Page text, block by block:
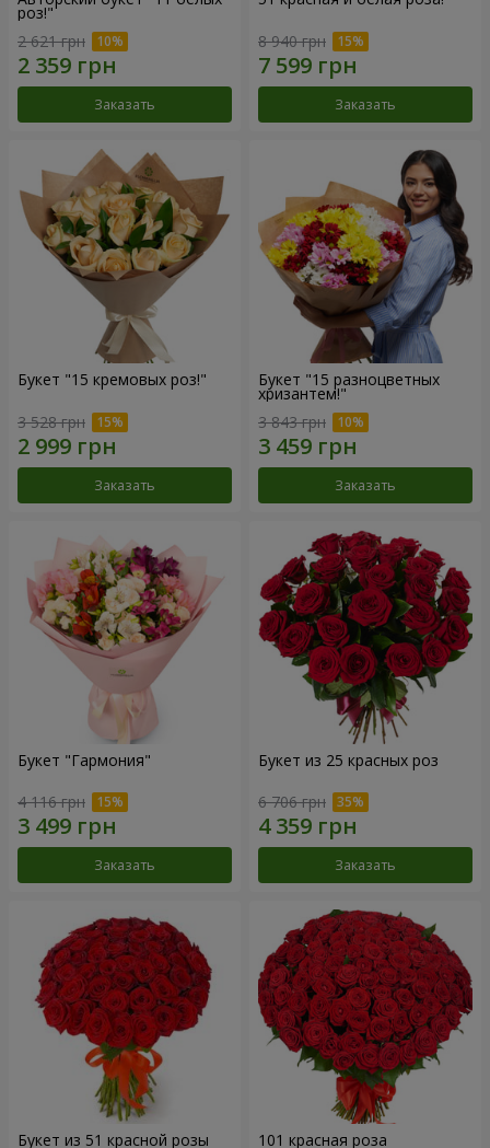
роз!"
2 621 грн
Заказать
8 940 грн
Заказать
Букет "15 кремовых роз!"
3 528 грн
Заказать
Букет "15 разноцветных
хризантем!"
3 843 грн
Заказать
Букет "Гармония"
4 116 грн
Заказать
Букет из 25 красных роз
6 706 грн
Заказать
Букет из 51 красной розы 101 красная роза